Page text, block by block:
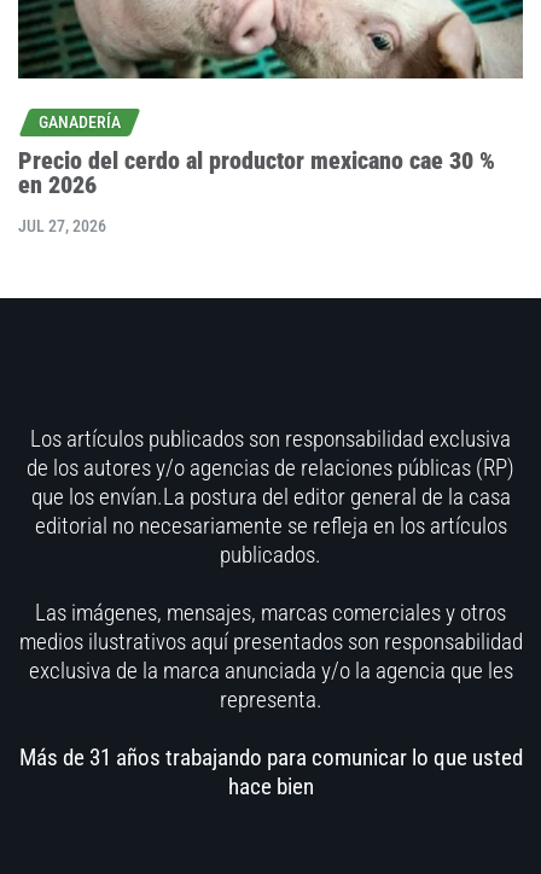
GANADERÍA
Precio del cerdo al productor mexicano cae 30 %
en 2026
JUL 27, 2026
Los artículos publicados son responsabilidad exclusiva
de los autores y/o agencias de relaciones públicas (RP)
que los envían.La postura del editor general de la casa
editorial no necesariamente se refleja en los artículos
publicados.
Las imágenes, mensajes, marcas comerciales y otros
medios ilustrativos aquí presentados son responsabilidad
exclusiva de la marca anunciada y/o la agencia que les
representa.
Más de 31 años trabajando para comunicar lo que usted
hace bien